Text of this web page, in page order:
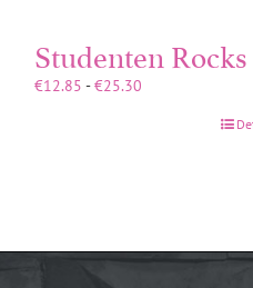
Studenten
€12.85 - €25.30